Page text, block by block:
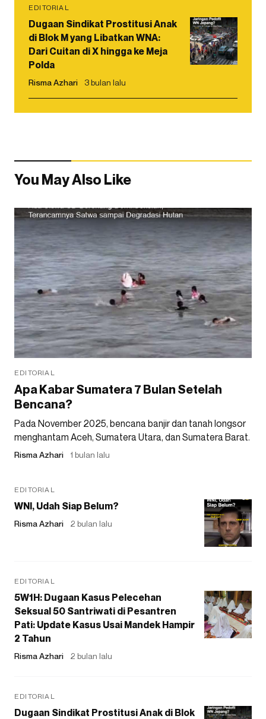
EDITORIAL
Dugaan Sindikat Prostitusi Anak
di Blok M yang Libatkan WNA:
Dari Cuitan di X hingga ke Meja
Polda
Risma Azhari 3 bulan lalu
You May Also Like
EDITORIAL
Apa Kabar Sumatera 7 Bulan Setelah
Bencana?
Pada November 2025, bencana banjir dan tanah longsor
menghantam Aceh, Sumatera Utara, dan Sumatera Barat.
Risma Azhari 1 bulan lalu
EDITORIAL
WNI, Udah Siap Belum?
Risma Azhari 2 bulan lalu
EDITORIAL
5W1H: Dugaan Kasus Pelecehan
Seksual 50 Santriwati di Pesantren
Pati: Update Kasus Usai Mandek Hampir
2 Tahun
Risma Azhari 2 bulan lalu
EDITORIAL
Dugaan Sindikat Prostitusi Anak di Blok